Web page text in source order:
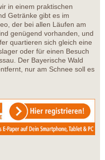
in einem praktischen
Getränke gibt es im
der bei allen Läufen am
genügend vorhanden, und
quartieren sich gleich eine
oder für einen Besuch
Der Bayerische Wald
nur am Schnee soll es